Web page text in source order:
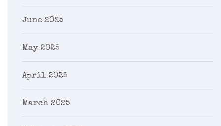
June 2025
May 2025
April 2025
March 2025